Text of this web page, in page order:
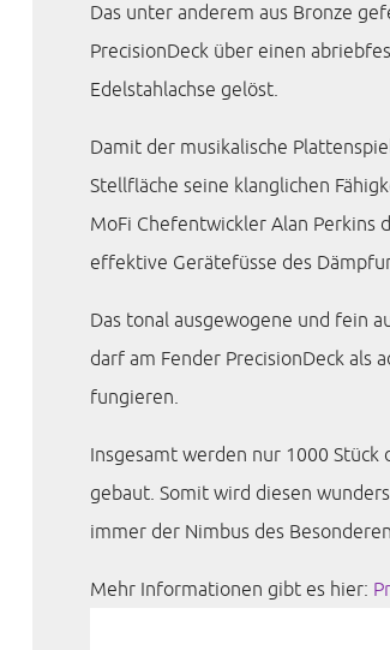
Das unter anderem aus Bronze
PrecisionDeck über einen
Edelstahlachse gelöst.
Damit der musikalische
Stellfläche seine klanglichen
MoFi Chefentwickler Alan Perkins
effektive Gerätefüsse des
Das tonal ausgewogene und fein
darf am Fender PrecisionDeck als
fungieren.
Insgesamt werden nur 1000 Stück
gebaut. Somit wird diesen
immer der Nimbus des
Mehr Informationen gibt es hier: